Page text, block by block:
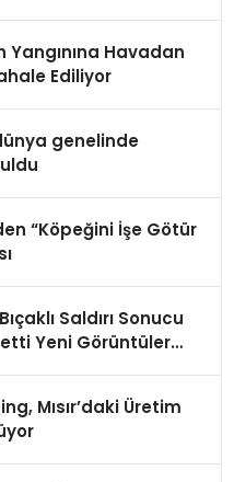
Yangınına Havadan
Ediliyor
genelinde
“Köpeğini İşe Götür
Saldırı Sonucu
Yeni Görüntüler
Mısır’daki Üretim